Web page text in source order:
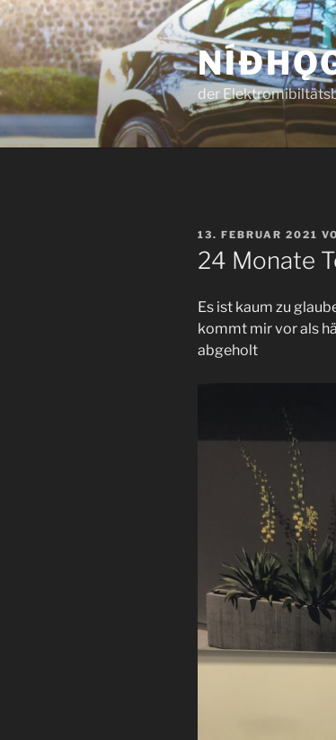
Zum
Inhalt
springen
der
VERÖFFENTLICHT
AM
13. FEBRUAR 2021
24 Monate
Es ist kaum zu
kommt mir vor als
abgeholt